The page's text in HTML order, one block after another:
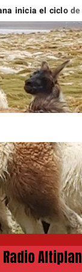
ciclo de cine de